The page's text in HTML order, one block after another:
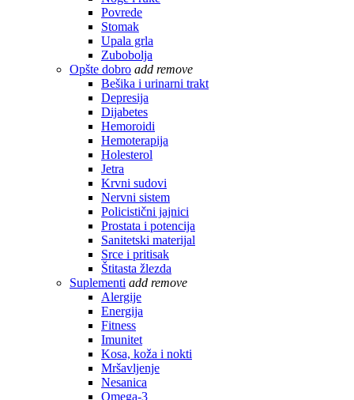
Povrede
Stomak
Upala grla
Zubobolja
Opšte dobro add remove
Bešika i urinarni trakt
Depresija
Dijabetes
Hemoroidi
Hemoterapija
Holesterol
Jetra
Krvni sudovi
Nervni sistem
Policistični jajnici
Prostata i potencija
Sanitetski materijal
Srce i pritisak
Štitasta žlezda
Suplementi add remove
Alergije
Energija
Fitness
Imunitet
Kosa, koža i nokti
Mršavljenje
Nesanica
Omega-3